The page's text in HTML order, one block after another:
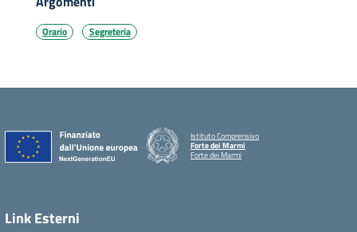
Orario Segreteria
Istituto Comprensivo
Forte dei Marmi
Forte dei Marmi
Link Esterni